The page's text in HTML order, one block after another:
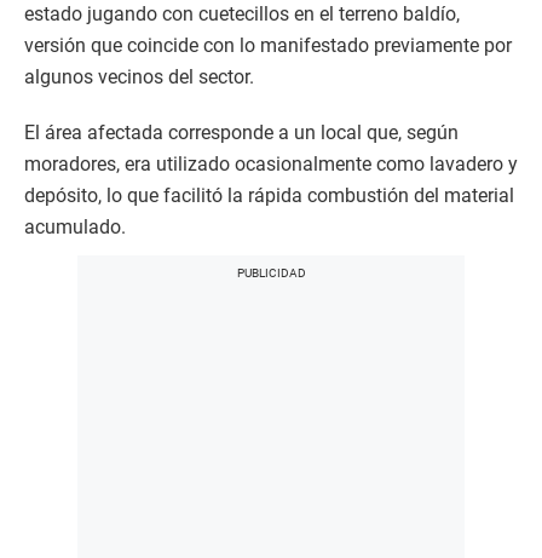
estado jugando con cuetecillos en el terreno baldío,
versión que coincide con lo manifestado previamente por
algunos vecinos del sector.
El área afectada corresponde a un local que, según
moradores, era utilizado ocasionalmente como lavadero y
depósito, lo que facilitó la rápida combustión del material
acumulado.